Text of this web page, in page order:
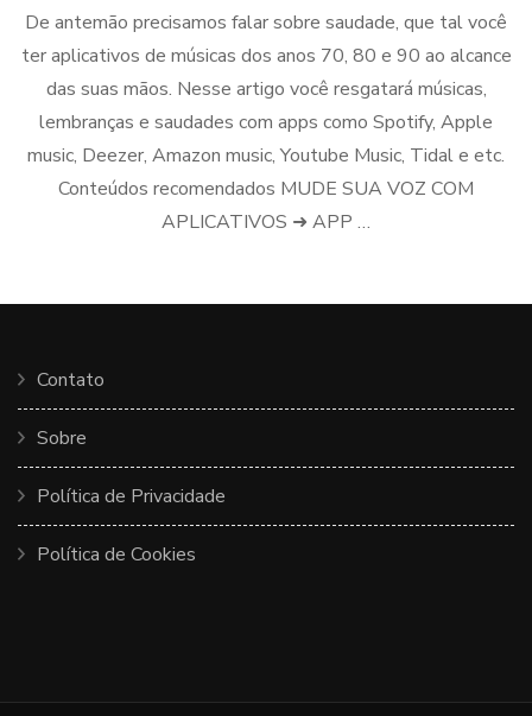
De antemão precisamos falar sobre saudade, que tal você
ter aplicativos de músicas dos anos 70, 80 e 90 ao alcance
das suas mãos. Nesse artigo você resgatará músicas,
lembranças e saudades com apps como Spotify, Apple
music, Deezer, Amazon music, Youtube Music, Tidal e etc.
Conteúdos recomendados MUDE SUA VOZ COM
APLICATIVOS ➜ APP …
Contato
Sobre
Política de Privacidade
Política de Cookies